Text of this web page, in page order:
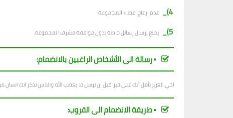
4)_ عدم ازعاج اعضاء المجموعة.
5)_ يمنع إرسال رسائل خاصة بدون موافقة مشرف المجموعة.
▪︎ رسالة الى الأشخاص الراغبين بالانضمام:
اخي العزيز نأمل أنك على خير، قبل ان ترسل ما يغضب الله والناس تذكر انك
▪︎ طريقة الانضمام الى القروب: